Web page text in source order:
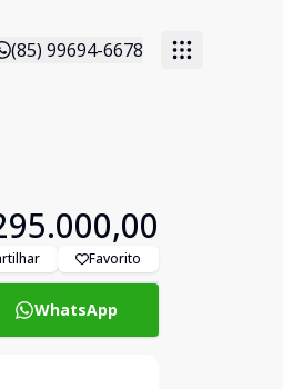
(85) 99694-6678
Favorito
WhatsApp